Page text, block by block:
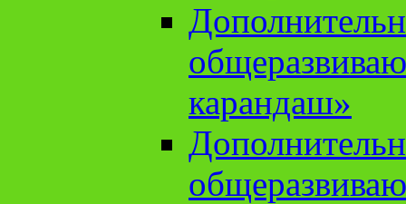
карандаш»